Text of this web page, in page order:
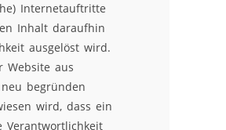
Internetauftritte
Inhalt daraufhin
ausgelöst wird.
Website aus
begründen
wird, dass ein
Verantwortlichkeit